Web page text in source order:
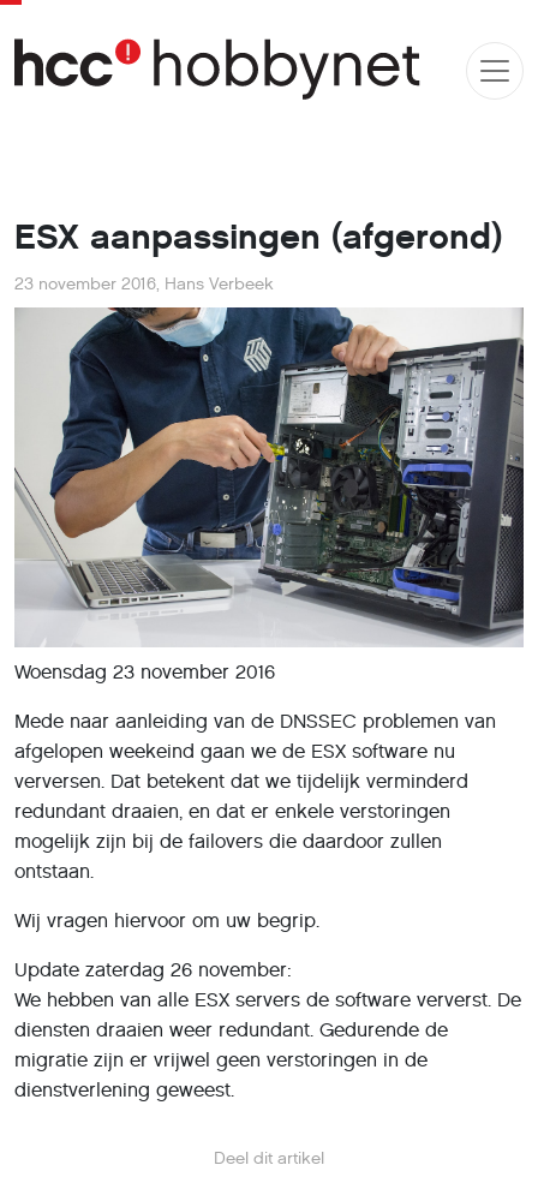
ESX aanpassingen (afgerond)
Deel dit artikel
23 november 2016, Hans Verbeek
Woensdag 23 november 2016
Mede naar aanleiding van de DNSSEC problemen van
afgelopen weekeind gaan we de ESX software nu
verversen. Dat betekent dat we tijdelijk verminderd
redundant draaien, en dat er enkele verstoringen
mogelijk zijn bij de failovers die daardoor zullen
ontstaan.
Wij vragen hiervoor om uw begrip.
Update zaterdag 26 november:
We hebben van alle ESX servers de software ververst. De
diensten draaien weer redundant. Gedurende de
migratie zijn er vrijwel geen verstoringen in de
dienstverlening geweest.